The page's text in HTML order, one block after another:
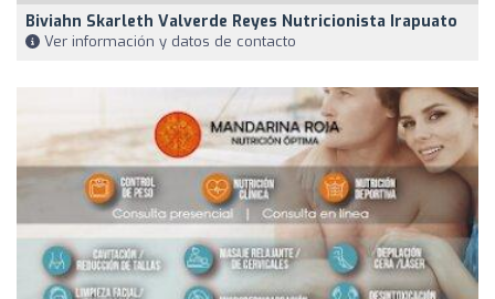
Biviahn Skarleth Valverde Reyes Nutricionista Irapuato
Ver información y datos de contacto